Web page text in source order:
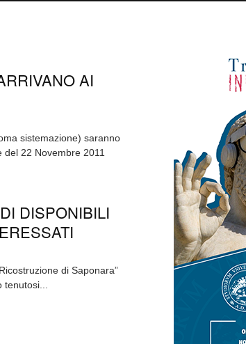
AI
sistemazione) saranno
del 22 Novembre 2011
DISPONIBILI
di Saponara”